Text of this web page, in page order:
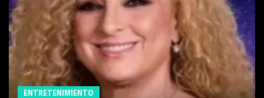
ENTRETENIMIENTO